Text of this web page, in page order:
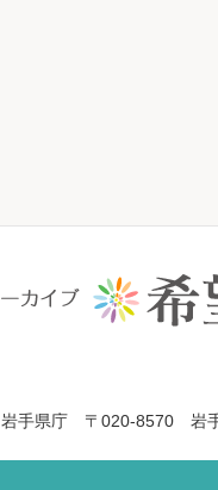
岩手県庁 〒020-8570 岩